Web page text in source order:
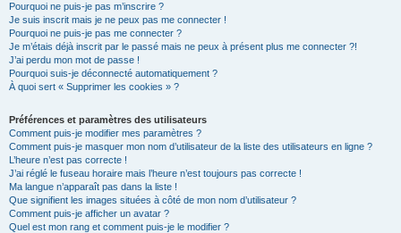
Pourquoi ne puis-je pas m’inscrire ?
Je suis inscrit mais je ne peux pas me connecter !
Pourquoi ne puis-je pas me connecter ?
Je m’étais déjà inscrit par le passé mais ne peux à présent plus me connecter ?!
J’ai perdu mon mot de passe !
Pourquoi suis-je déconnecté automatiquement ?
À quoi sert « Supprimer les cookies » ?
Préférences et paramètres des utilisateurs
Comment puis-je modifier mes paramètres ?
Comment puis-je masquer mon nom d’utilisateur de la liste des utilisateurs en ligne ?
L’heure n’est pas correcte !
J’ai réglé le fuseau horaire mais l’heure n’est toujours pas correcte !
Ma langue n’apparaît pas dans la liste !
Que signifient les images situées à côté de mon nom d’utilisateur ?
Comment puis-je afficher un avatar ?
Quel est mon rang et comment puis-je le modifier ?